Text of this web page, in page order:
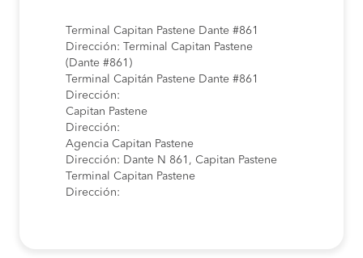
Terminal Capitan Pastene Dante #861
Dirección: Terminal Capitan Pastene
(Dante #861)
Terminal Capitán Pastene Dante #861
Dirección:
Capitan Pastene
Dirección:
Agencia Capitan Pastene
Dirección: Dante N 861, Capitan Pastene
Terminal Capitan Pastene
Dirección: